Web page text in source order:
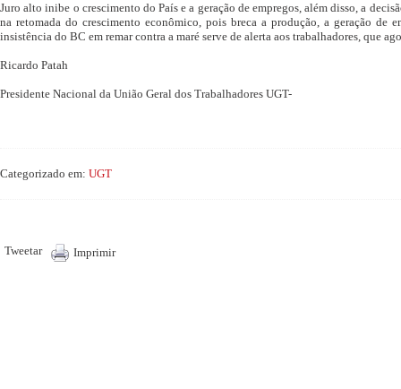
Juro alto inibe o crescimento do País e a geração de empregos, além disso, a
na retomada do crescimento econômico, pois breca a produção, a geração de
insistência do BC em remar contra a maré serve de alerta aos trabalhadores, que
Ricardo Patah
Presidente Nacional da União Geral dos Trabalhadores UGT-
Categorizado em: UGT
Tweetar Imprimir